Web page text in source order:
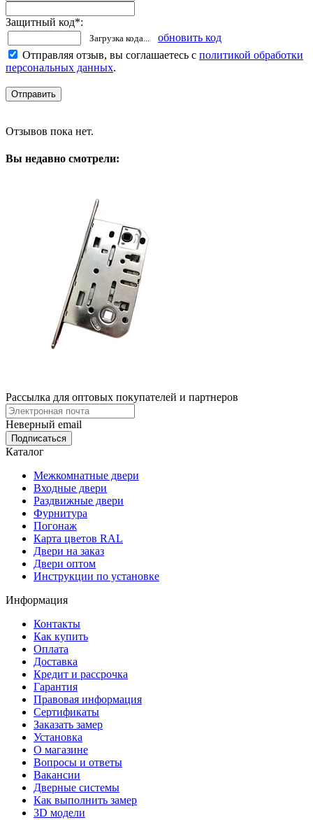
Защитный код*:
Загрузка кода...
обновить код
Отправляя отзыв, вы соглашаетесь с политикой обработки
персональных данных.
Отзывов пока нет.
Вы недавно смотрели:
Рассылка для оптовых покупателей и партнеров
Неверный email
Каталог
Межкомнатные двери
Входные двери
Раздвижные двери
Фурнитура
Погонаж
Карта цветов RAL
Двери на заказ
Двери оптом
Инструкции по установке
Информация
Контакты
Как купить
Оплата
Доставка
Кредит и рассрочка
Гарантия
Правовая информация
Сертификаты
Заказать замер
Установка
О магазине
Вопросы и ответы
Вакансии
Дверные системы
Как выполнить замер
3D модели